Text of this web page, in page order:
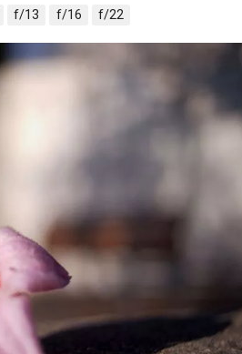
f/13 f/16 f/22